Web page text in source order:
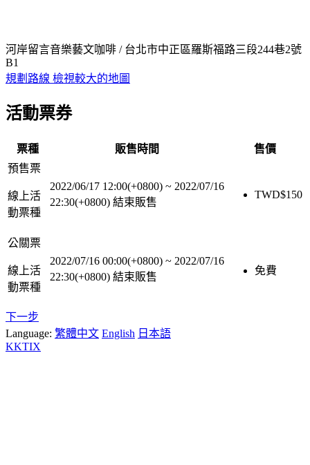
河岸留言音樂藝文咖啡 / 台北市中正區羅斯福路三段244巷2號
B1
規劃路線 檢視較大的地圖
活動票券
票種 販售時間
售價
預售票
線上活
動票種
2022/06/17 12:00(+0800) ~ 2022/07/16
22:30(+0800) 結束販售
TWD$150
公關票
線上活
動票種
2022/07/16 00:00(+0800) ~ 2022/07/16
22:30(+0800) 結束販售
免費
下一步
Language: 繁體中文 English 日本語
KKTIX